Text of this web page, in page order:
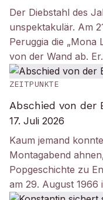
Der Diebstahl des
unspektakulär. Am
Peruggia die „Mona
von der Wand ab.
ZEITPUNKTE
Abschied von der
17. Juli 2026
Kaum jemand
Montagabend
Popgeschichte zu
am 29. August 1966